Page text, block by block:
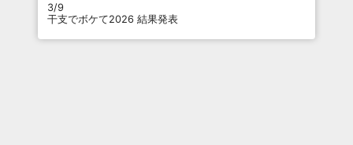
3/9
干支でボケて2026 結果発表